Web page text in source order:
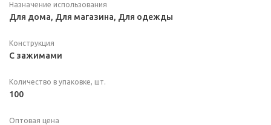
Назначение использования
Для дома, Для магазина, Для одежды
Конструкция
С зажимами
Количество в упаковке, шт.
100
Оптовая цена